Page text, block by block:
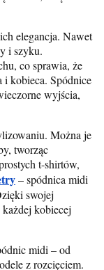
elegancja. Nawet
i szyku.
co sprawia, że
i kobieca. Spódnice
wyjścia,
Można je
tworząc
t-shirtów,
– spódnica midi
swojej
kobiecej
midi – od
z rozcięciem.